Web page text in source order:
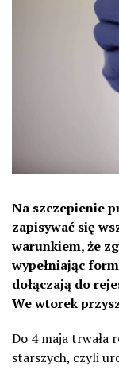
Na szczepienie
zapisywać się
warunkiem, że
wypełniając
dołączają do
We wtorek
Do 4 maja trwała
starszych, czyli